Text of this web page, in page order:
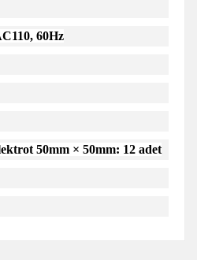
60Hz
50mm × 50mm: 12 adet